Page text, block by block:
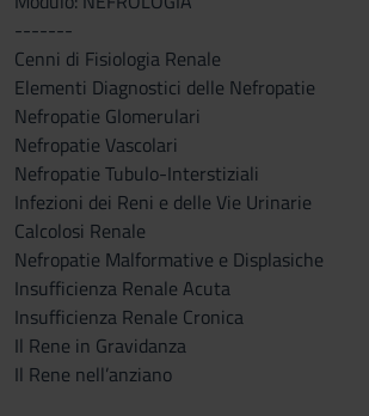
-------
Cenni di Fisiologia Renale
Elementi Diagnostici delle Nefropatie
Nefropatie Glomerulari
Nefropatie Vascolari
Nefropatie Tubulo-Interstiziali
Infezioni dei Reni e delle Vie Urinarie
Calcolosi Renale
Nefropatie Malformative e Displasiche
Insufficienza Renale Acuta
Insufficienza Renale Cronica
Il Rene in Gravidanza
Il Rene nell’anziano